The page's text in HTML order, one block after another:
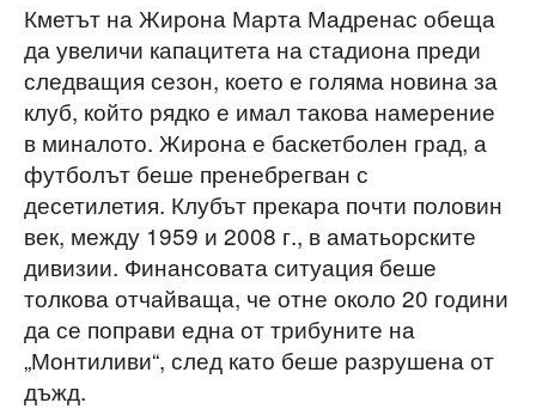
Кметът на Жирона Марта Мадренас обеща
да увеличи капацитета на стадиона преди
следващия сезон, което е голяма новина за
клуб, който рядко е имал такова намерение
в миналото. Жирона е баскетболен град, а
футболът беше пренебрегван с
десетилетия. Клубът прекара почти половин
век, между 1959 и 2008 г., в аматьорските
дивизии. Финансовата ситуация беше
толкова отчайваща, че отне около 20 години
да се поправи една от трибуните на
„Монтиливи“, след като беше разрушена от
дъжд.